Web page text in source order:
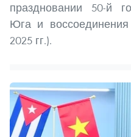
праздновании 50-й
Юга и
2025 гг.).